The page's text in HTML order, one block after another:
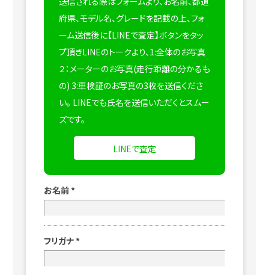
府県、モデル名、グレードを記載の上、フォ
ーム送信後に【LINEで査定】ボタンをタッ
プ頂きLINEのトークより、1:全体のお写真
２：メーターのお写真(走行距離の分かるも
の) 3:車検証のお写真の3枚を送信くださ
い。 LINEでも氏名を送信いただくとスムー
ズです。
LINEで査定
お名前 *
フリガナ *